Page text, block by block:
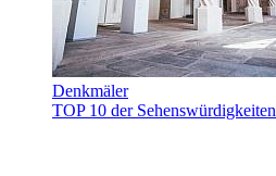
Denkmäler
TOP 10 der Sehenswürdigkeiten